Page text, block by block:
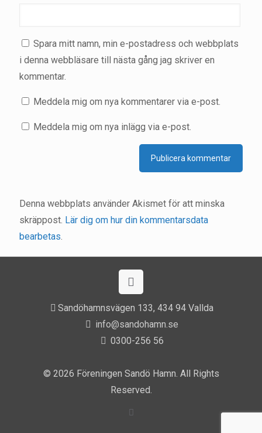
Spara mitt namn, min e-postadress och webbplats
i denna webbläsare till nästa gång jag skriver en
kommentar.
Meddela mig om nya kommentarer via e-post.
Meddela mig om nya inlägg via e-post.
Denna webbplats använder Akismet för att minska
skräppost. Lär dig om hur din kommentarsdata
bearbetas.
Sandöhamnsvägen 133, 434 94 Vallda
info@sandohamn.se
0300-256 56
© 2026 Föreningen Sandö Hamn. All Rights
Reserved.